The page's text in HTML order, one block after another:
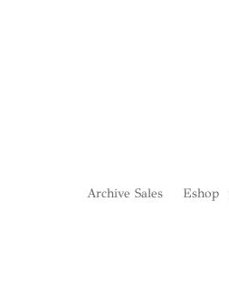
Archive Sales Eshop